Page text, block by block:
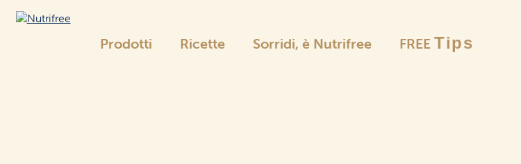
Nutrifree
Prodotti Ricette Sorridi, è Nutrifree FREE Tips